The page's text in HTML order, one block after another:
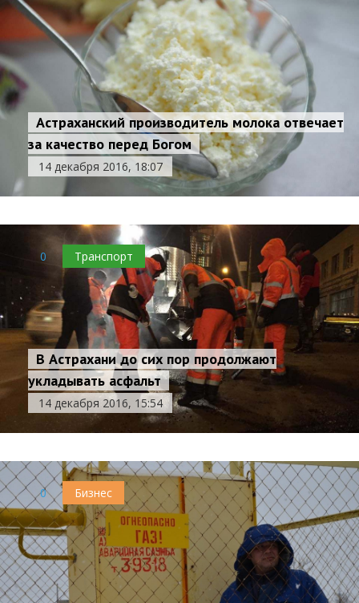
Астраханский производитель молока отвечает
за качество перед Богом
14 декабря 2016, 18:07
0 Транспорт
В Астрахани до сих пор продолжают
укладывать асфальт
14 декабря 2016, 15:54
0 Бизнес